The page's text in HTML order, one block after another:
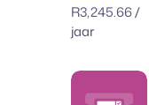
R3,245.66/
jaar